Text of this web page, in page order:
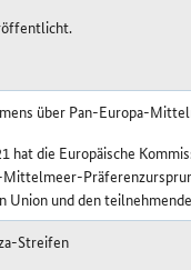
über Pan-Europa-
die Europäische
Union und den
Streifen